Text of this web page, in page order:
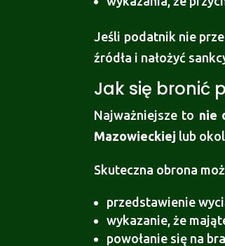
Jeśli podatnik nie
źródła i nałożyć
Jak się bronić
Najważniejsze to nie
Mazowieckiej lub
Skuteczna obrona
przedstawienie
wykazanie, że
powołanie się na